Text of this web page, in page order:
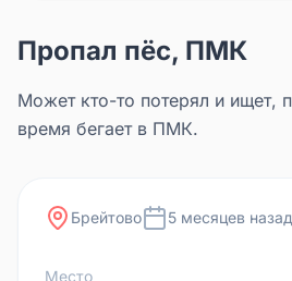
Пропал пёс, ПМК
Может кто-то потерял и ищет,
время бегает в ПМК.
Брейтово 5 месяцев назад
Место